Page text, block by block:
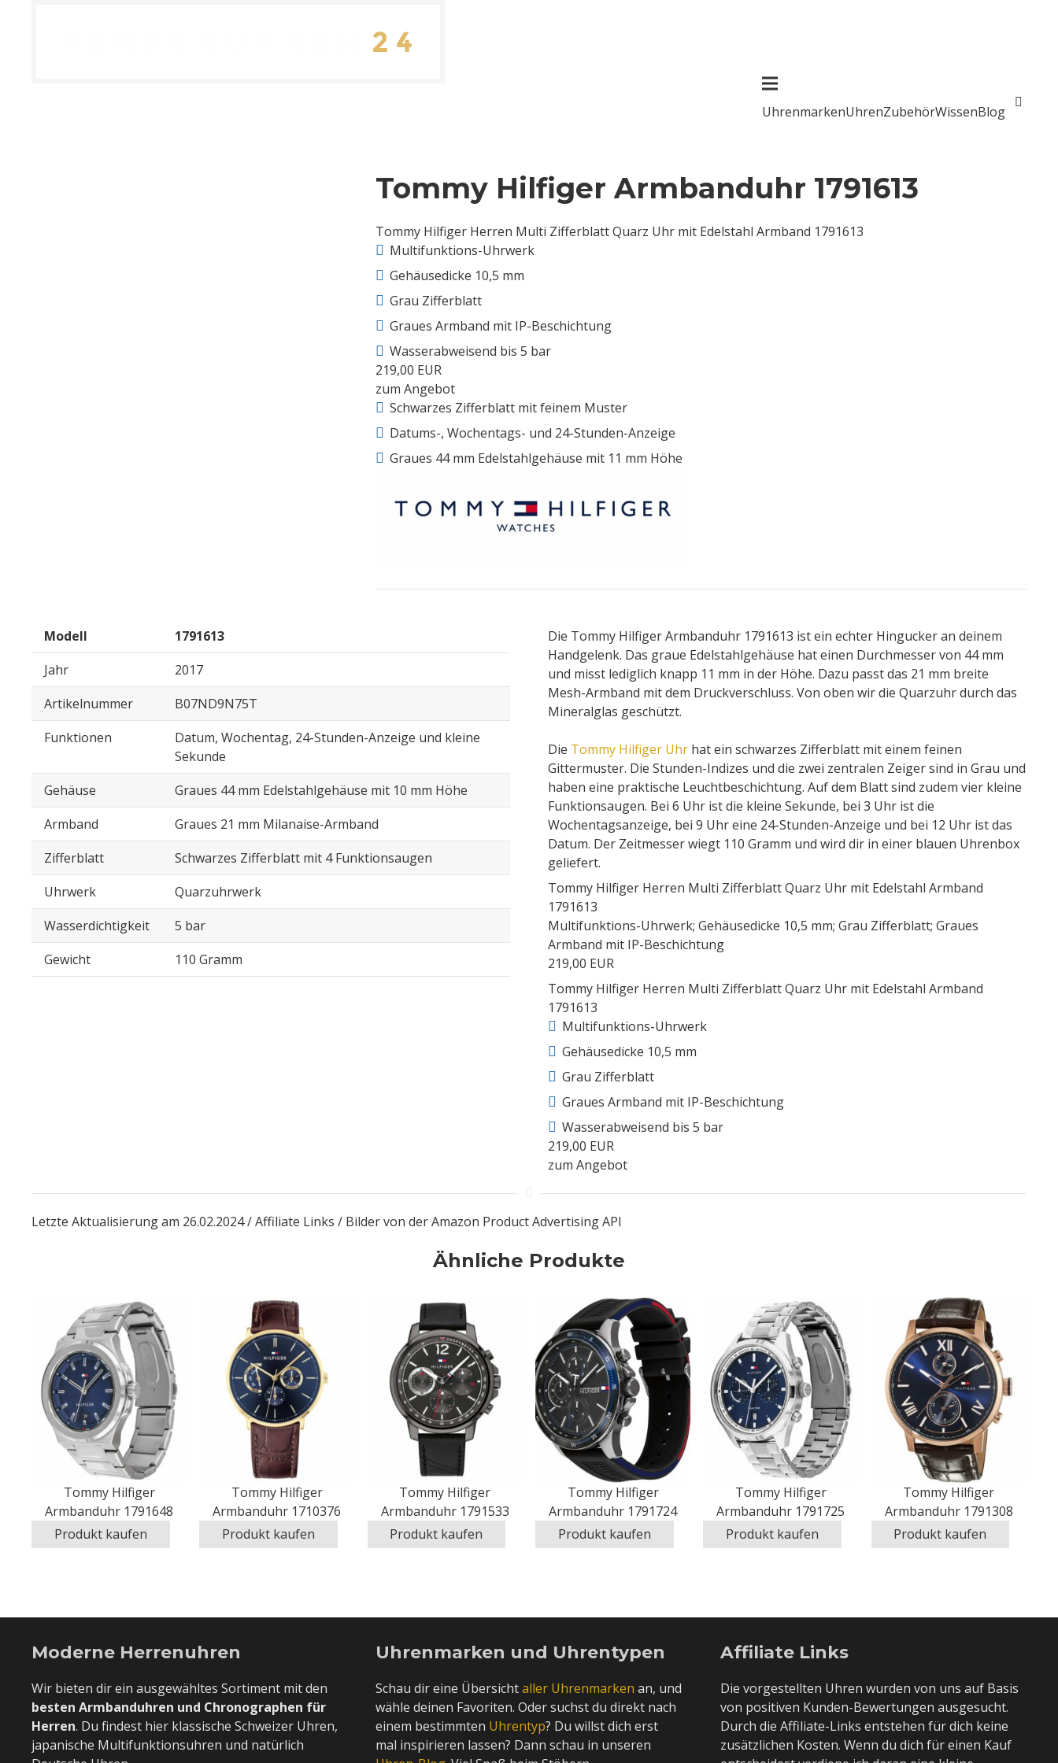
UhrenmarkenUhrenZubehörWissenBlog
Tommy Hilfiger Armbanduhr 1791613
Tommy Hilfiger Herren Multi Zifferblatt Quarz Uhr mit Edelstahl Armband 1791613
Multifunktions-Uhrwerk
Gehäusedicke 10,5 mm
Grau Zifferblatt
Graues Armband mit IP-Beschichtung
Wasserabweisend bis 5 bar
219,00 EUR
zum Angebot
Schwarzes Zifferblatt mit feinem Muster
Datums-, Wochentags- und 24-Stunden-Anzeige
Graues 44 mm Edelstahlgehäuse mit 11 mm Höhe
Modell
1791613
Jahr
2017
Artikelnummer
B07ND9N75T
Funktionen
Datum, Wochentag, 24-Stunden-Anzeige und kleine
Sekunde
Gehäuse
Graues 44 mm Edelstahlgehäuse mit 10 mm Höhe
Armband
Graues 21 mm Milanaise-Armband
Zifferblatt
Schwarzes Zifferblatt mit 4 Funktionsaugen
Uhrwerk
Quarzuhrwerk
Wasserdichtigkeit
5 bar
Gewicht
110 Gramm
Die Tommy Hilfiger Armbanduhr 1791613 ist ein echter Hingucker an deinem
Handgelenk. Das graue Edelstahlgehäuse hat einen Durchmesser von 44 mm
und misst lediglich knapp 11 mm in der Höhe. Dazu passt das 21 mm breite
Mesh-Armband mit dem Druckverschluss. Von oben wir die Quarzuhr durch das
Mineralglas geschützt.
Die Tommy Hilfiger Uhr hat ein schwarzes Zifferblatt mit einem feinen
Gittermuster. Die Stunden-Indizes und die zwei zentralen Zeiger sind in Grau und
haben eine praktische Leuchtbeschichtung. Auf dem Blatt sind zudem vier kleine
Funktionsaugen. Bei 6 Uhr ist die kleine Sekunde, bei 3 Uhr ist die
Wochentagsanzeige, bei 9 Uhr eine 24-Stunden-Anzeige und bei 12 Uhr ist das
Datum. Der Zeitmesser wiegt 110 Gramm und wird dir in einer blauen Uhrenbox
geliefert.
Tommy Hilfiger Herren Multi Zifferblatt Quarz Uhr mit Edelstahl Armband
1791613
Multifunktions-Uhrwerk; Gehäusedicke 10,5 mm; Grau Zifferblatt; Graues
Armband mit IP-Beschichtung
219,00 EUR
Tommy Hilfiger Herren Multi Zifferblatt Quarz Uhr mit Edelstahl Armband
1791613
Multifunktions-Uhrwerk
Gehäusedicke 10,5 mm
Grau Zifferblatt
Graues Armband mit IP-Beschichtung
Wasserabweisend bis 5 bar
219,00 EUR
zum Angebot
Letzte Aktualisierung am 26.02.2024 / Affiliate Links / Bilder von der Amazon Product Advertising API
Ähnliche Produkte
Tommy Hilfiger
Armbanduhr 1791648
Produkt kaufen
Tommy Hilfiger
Armbanduhr 1710376
Produkt kaufen
Tommy Hilfiger
Armbanduhr 1791533
Produkt kaufen
Tommy Hilfiger
Armbanduhr 1791724
Produkt kaufen
Tommy Hilfiger
Armbanduhr 1791725
Produkt kaufen
Tommy Hilfiger
Armbanduhr 1791308
Produkt kaufen
Moderne Herrenuhren
Wir bieten dir ein ausgewähltes Sortiment mit den
besten Armbanduhren und Chronographen für
Herren. Du findest hier klassische Schweizer Uhren,
japanische Multifunktionsuhren und natürlich
Uhrenmarken und Uhrentypen
Schau dir eine Übersichtaller Uhrenmarken an, und
wähle deinen Favoriten. Oder suchst du direkt nach
einem bestimmten Uhrentyp? Du willst dich erst
mal inspirieren lassen? Dann schau in unseren
Affiliate Links
Die vorgestellten Uhren wurden von uns auf Basis
von positiven Kunden-Bewertungen ausgesucht.
Durch die Affiliate-Links entstehen für dich keine
zusätzlichen Kosten. Wenn du dich für einen Kauf